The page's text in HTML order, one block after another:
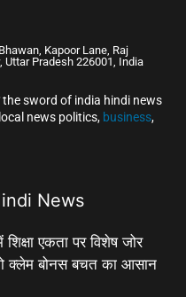
Kapoor Lane, Raj
Uttar Pradesh 226001, India
the sword of india hindi news
news politics, business,
News
एकता पर विशेष जोर
क्लेम बोनस बचत का आसान